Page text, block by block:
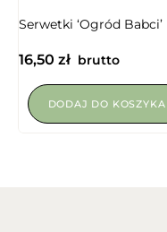
Serwetki ‘Ogród Babci’
16,50 zł brutto
DODAJ DO KOSZYKA